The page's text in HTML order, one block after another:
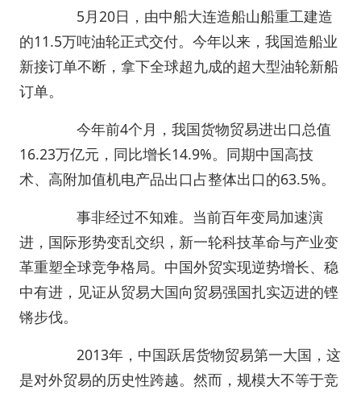
5月20日，由中船大连造船山船重工建造
的11.5万吨油轮正式交付。今年以来，我国造船业
新接订单不断，拿下全球超九成的超大型油轮新船
订单。
今年前4个月，我国货物贸易进出口总值
16.23万亿元，同比增长14.9%。同期中国高技
术、高附加值机电产品出口占整体出口的63.5%。
事非经过不知难。当前百年变局加速演
进，国际形势变乱交织，新一轮科技革命与产业变
革重塑全球竞争格局。中国外贸实现逆势增长、稳
中有进，见证从贸易大国向贸易强国扎实迈进的铿
锵步伐。
2013年，中国跃居货物贸易第一大国，这
是对外贸易的历史性跨越。然而，规模大不等于竞